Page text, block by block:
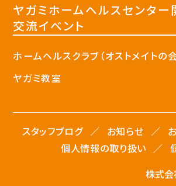
ヤガミホームヘルスセンター
交流イベント
ホームヘルスクラブ（オストメイトの​会
ヤガミ教室
スタッフブログ お知らせ
個人情報の取り扱い
株式